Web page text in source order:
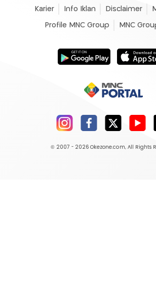
Karier Info Iklan Disclaimer
Profile MNC Group MNC
© 2007 - 2026 Okezone.com, All Rights